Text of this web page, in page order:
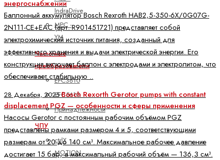
IndraDrive
MPC -
YM
Частотные
преобразователи
EFC3610
EFC5610
Принадлежности
ЧПУ
ctrlX
MOTION
энергоснабжении
Баллонный аккумулятор Bosch Rexroth HAB2,5-350-6X/0G07G-
2N111-CE+EAC (арт. R901451721) представляет собой
электрохимический источник питания, созданный для
эффективного хранения и выдачи электрической энергии. Его
конструкция включает баллон с электродами и электролитом, что
обеспечивает стабильную ..
28 Декабря, 2025Bosch Rexorth Gerotor pumps with constant
displacement PGZ — особенности и сферы применения
Насосы Gerotor с постоянным рабочим объёмом PGZ
представлены рамками размером 4 и 5, соответствующими
размерам от 20 до 140 см³. Максимальное рабочее давление
достигает 15 бар, а максимальный рабочий объём — 136,3 см³.